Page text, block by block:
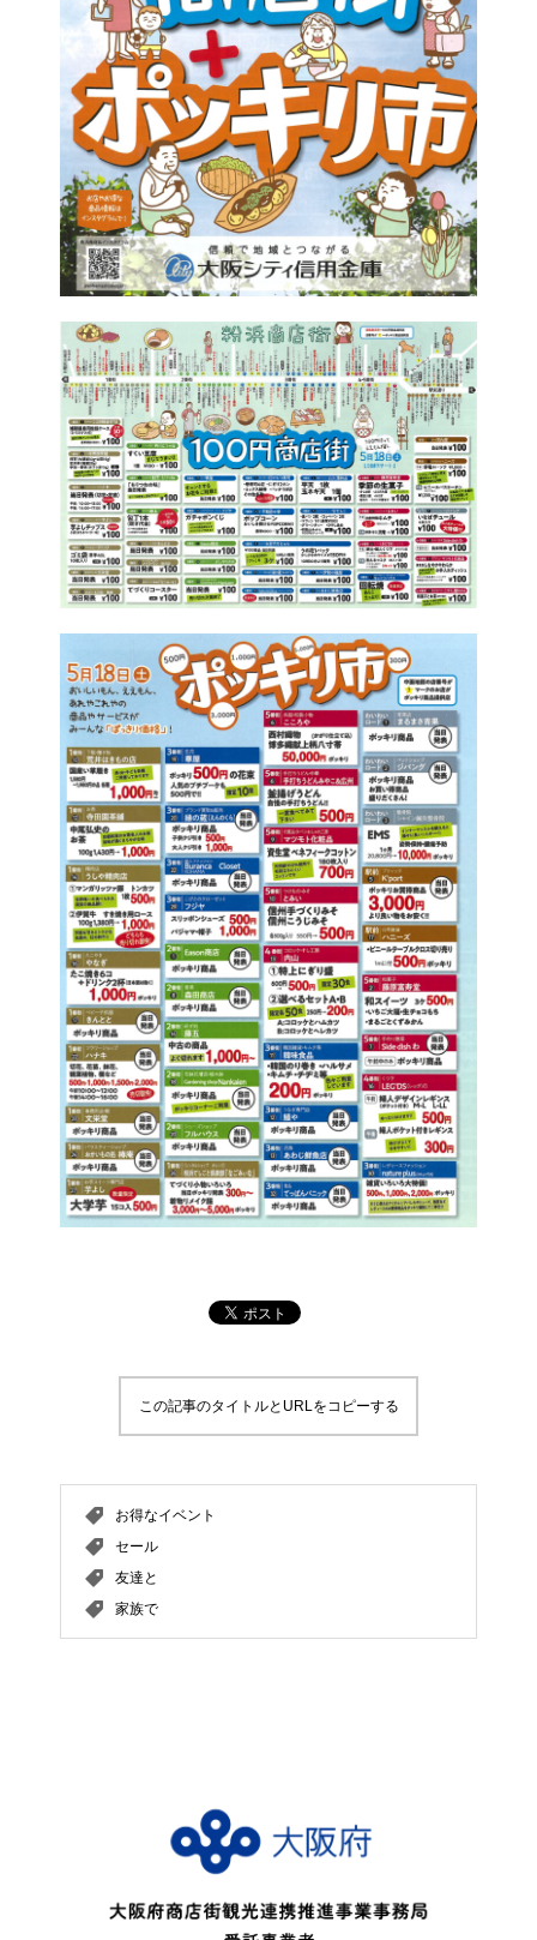
この記事のタイトルとURLをコピーする
お得なイベント
セール
友達と
家族で